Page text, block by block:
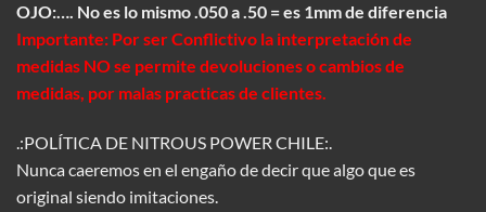
OJO:…. No es lo mismo .050 a .50 = es 1mm de diferencia
Importante: Por ser Conflictivo la interpretación de
medidas NO se permite devoluciones o cambios de
medidas, por malas practicas de clientes.
.:POLÍTICA DE NITROUS POWER CHILE:.
Nunca caeremos en el engaño de decir que algo que es
original siendo imitaciones.